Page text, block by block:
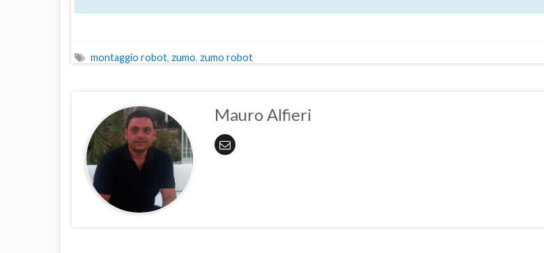
montaggio robot, zumo, zumo robot
Mauro Alfieri